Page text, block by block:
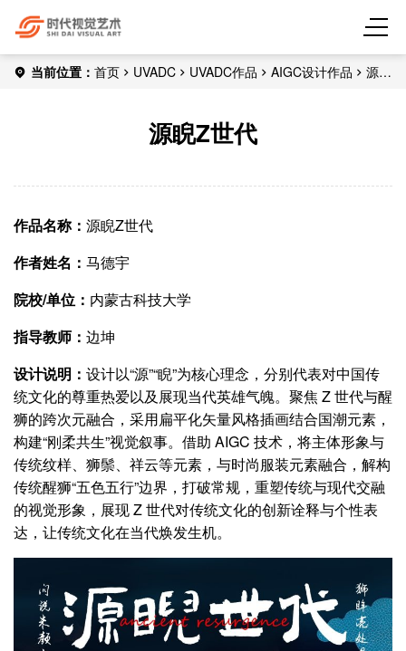
当前位置： 首页 UVADC UVADC作品 AIGC设计作品
源睨
源睨Z世代
作品名称： 源睨Z世代
作者姓名： 马德宇
院校/单位： 内蒙古科技大学
指导教师： 边坤
设计说明： 设计以“源”“睨”为核心理念，分别代表对中国传
统文化的尊重热爱以及展现当代英雄气魄。聚焦 Z 世代与醒
狮的跨次元融合，采用扁平化矢量风格插画结合国潮元素，
构建“刚柔共生”视觉叙事。借助 AIGC 技术，将主体形象与
传统纹样、狮鬃、祥云等元素，与时尚服装元素融合，解构
传统醒狮“五色五行”边界，打破常规，重塑传统与现代交融
的视觉形象，展现 Z 世代对传统文化的创新诠释与个性表
达，让传统文化在当代焕发生机。